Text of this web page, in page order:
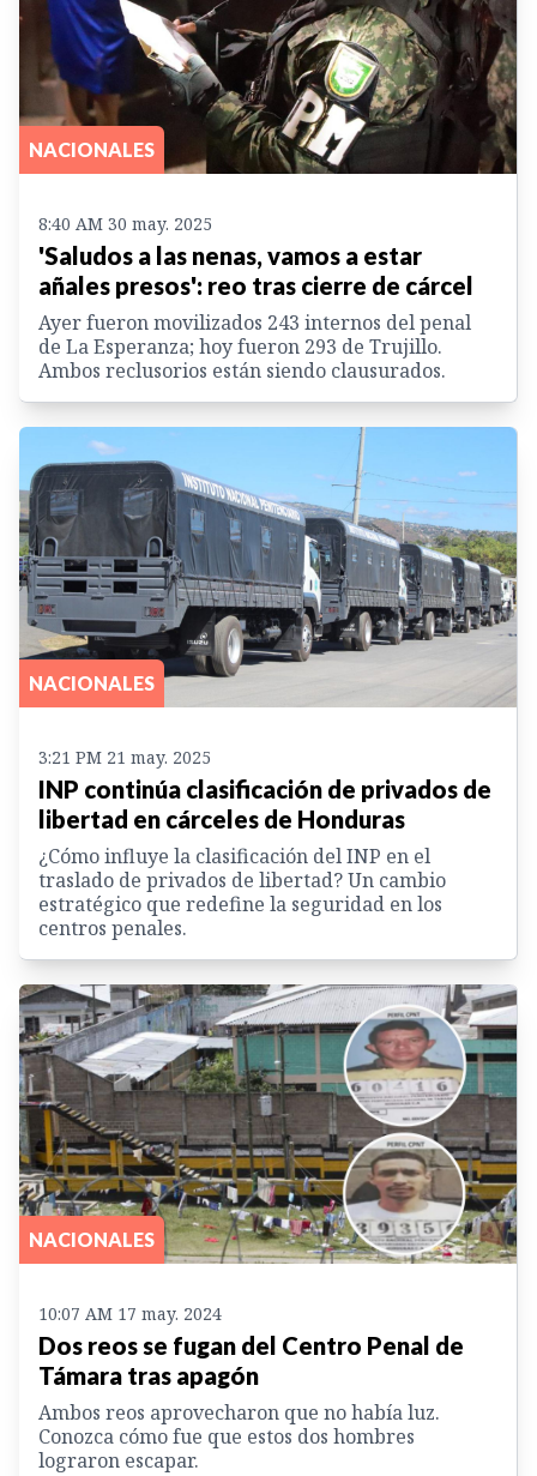
NACIONALES
8:40 AM 30 may. 2025
'Saludos a las nenas, vamos a estar
añales presos': reo tras cierre de cárcel
Ayer fueron movilizados 243 internos del penal
de La Esperanza; hoy fueron 293 de Trujillo.
Ambos reclusorios están siendo clausurados.
NACIONALES
3:21 PM 21 may. 2025
INP continúa clasificación de privados de
libertad en cárceles de Honduras
¿Cómo influye la clasificación del INP en el
traslado de privados de libertad? Un cambio
estratégico que redefine la seguridad en los
centros penales.
NACIONALES
10:07 AM 17 may. 2024
Dos reos se fugan del Centro Penal de
Támara tras apagón
Ambos reos aprovecharon que no había luz.
Conozca cómo fue que estos dos hombres
lograron escapar.